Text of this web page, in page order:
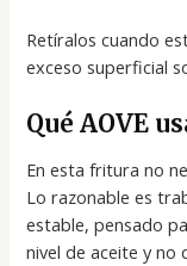
Retíralos cuando
exceso superficial
Qué AOVE
En esta fritura no
Lo razonable es
estable, pensado
nivel de aceite y no